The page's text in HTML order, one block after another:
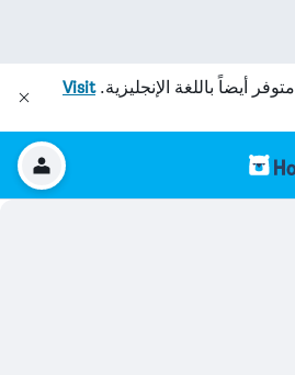
متوفر أيضاً باللغة الإنجليزية.Visit